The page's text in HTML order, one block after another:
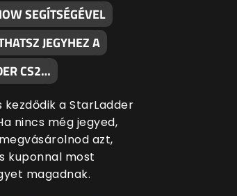
SEGÍTSÉGÉVEL
JEGYHEZ A
CS2…
a StarLadder
nincs még jegyed,
azt,
kuponnal most
magadnak.